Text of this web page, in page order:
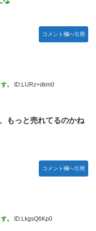
コメント欄へ引用
。 ID:LURz+dkm0
もっと売れてるのかね
コメント欄へ引用
。 ID:LkgsQ6Kp0